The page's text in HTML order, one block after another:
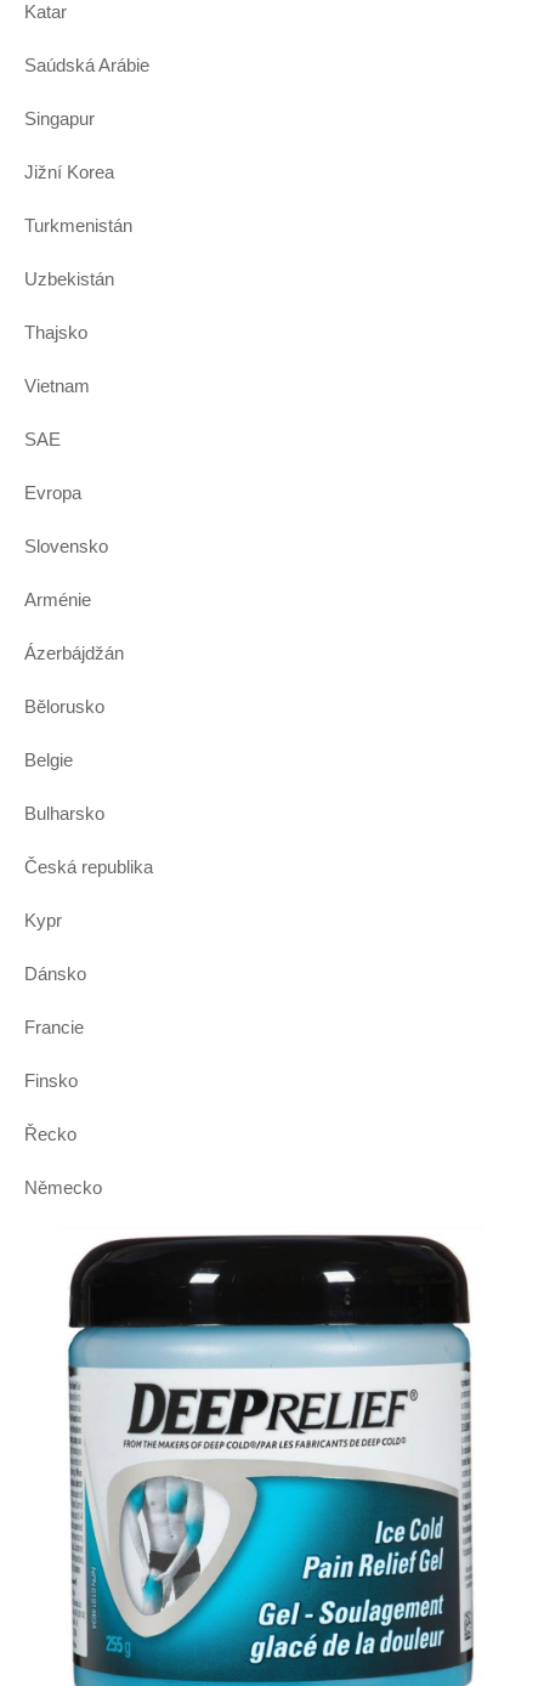
Katar
Saúdská Arábie
Singapur
Jižní Korea
Turkmenistán
Uzbekistán
Thajsko
Vietnam
SAE
Evropa
Slovensko
Arménie
Ázerbájdžán
Bělorusko
Belgie
Bulharsko
Česká republika
Kypr
Dánsko
Francie
Finsko
Řecko
Německo